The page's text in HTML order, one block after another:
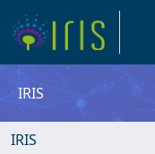
IRIS
IRIS